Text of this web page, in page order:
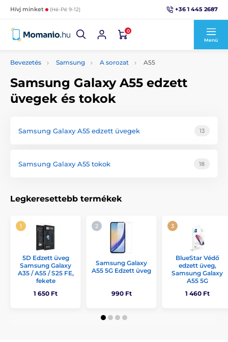
Hívj minket (Hé-Pé 9-12) +36 1 445 2687
0
Menü
Bevezetés Samsung A sorozat A55
Samsung Galaxy A55 edzett
üvegek és tokok
Samsung Galaxy A55 edzett üvegek 13
Samsung Galaxy A55 tokok 18
Legkeresettebb termékek
5D Edzett üveg
Samsung Galaxy
A35 / A55 / S25 FE,
fekete
1 650 Ft
Samsung Galaxy
A55 5G Edzett üveg
990 Ft
BlueStar Védő
edzett üveg,
Samsung Galaxy
A55 5G
1 460 Ft